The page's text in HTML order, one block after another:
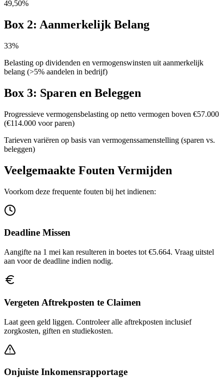
49,50%
Box 2: Aanmerkelijk Belang
33%
Belasting op dividenden en vermogenswinsten uit aanmerkelijk
belang (>5% aandelen in bedrijf)
Box 3: Sparen en Beleggen
Progressieve vermogensbelasting op netto vermogen boven €57.000
(€114.000 voor paren)
Tarieven variëren op basis van vermogenssamenstelling (sparen vs.
beleggen)
Veelgemaakte Fouten Vermijden
Voorkom deze frequente fouten bij het indienen:
Deadline Missen
Aangifte na 1 mei kan resulteren in boetes tot €5.664. Vraag uitstel
aan voor de deadline indien nodig.
Vergeten Aftrekposten te Claimen
Laat geen geld liggen. Controleer alle aftrekposten inclusief
zorgkosten, giften en studiekosten.
Onjuiste Inkomensrapportage